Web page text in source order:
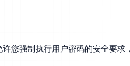
您强制执行用户密码的安全要求